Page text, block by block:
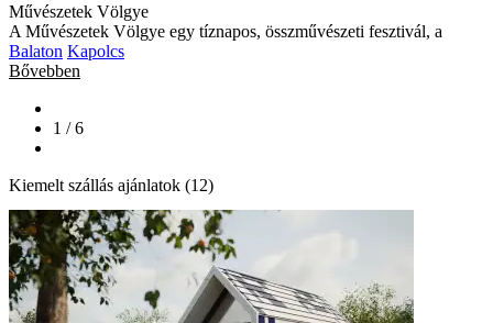
Művészetek Völgye
A Művészetek Völgye egy tíznapos, összművészeti fesztivál, a
Balaton Kapolcs
Bővebben
1 / 6
Kiemelt szállás ajánlatok (12)